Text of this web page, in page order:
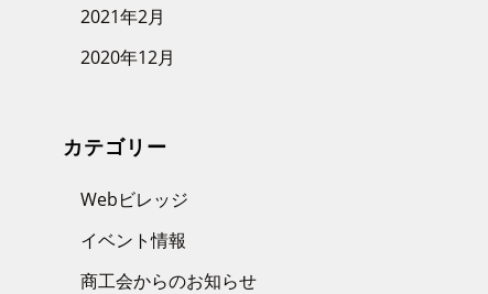
2021年2月
2020年12月
カテゴリー
Webビレッジ
イベント情報
商工会からのお知らせ